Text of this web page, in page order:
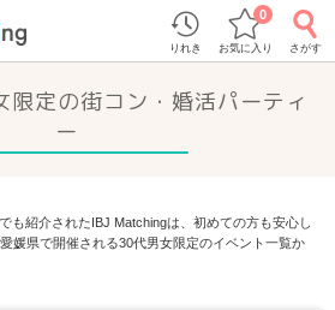
りれき お気に入り
0
さがす
定の街コン・婚活パーティ
ー
も紹介されたIBJ Matchingは、初めての方も安心し
媛県で開催される30代男女限定のイベント一覧か